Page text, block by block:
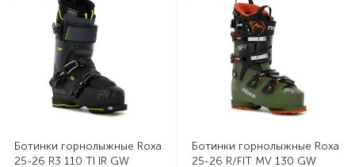
Ботинки горнолыжные Roxa
25-26 R3 110 TI IR GW
Ботинки горнолыжные Roxa
25-26 R/FIT MV 130 GW